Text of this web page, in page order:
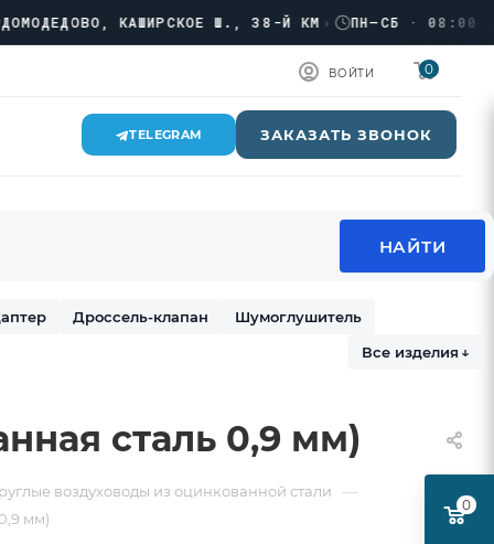
КАШИРСКОЕ Ш., 38-Й КМ› ПН–СБ · 08:00 →
ВОЙТИ 0
TELEGRAM ЗАКАЗАТЬ ЗВОНОК
Дроссель-клапан
Шумоглушитель
Все изделия ↓
сталь 0,9 мм)
воздуховоды из оцинкованной стали —
мм)
0